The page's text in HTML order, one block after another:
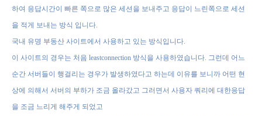
하여 응답시간이 빠른 쪽으로 많은 세션을 보내주고 응답이 느린쪽으로 세션
을 적게 보내는 방식 입니다.
국내 유명 부동산 사이트에서 사용하고 있는 방식입니다.
이 사이트의 경우는 처음 leastconnection 방식을 사용하였습니다. 그런데 어느
순간 서버들이 행걸리는 경우가 발생하였다고 하는데 이유를 보니까 어떤 현
상에 의해서 서버의 부하가 조금 올라갔고 그러면서 사용자 쿼리에 대한응답
을 조금 느리게 해주게 되었고